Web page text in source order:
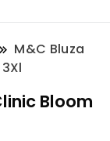
M&C Bluza
Bloom